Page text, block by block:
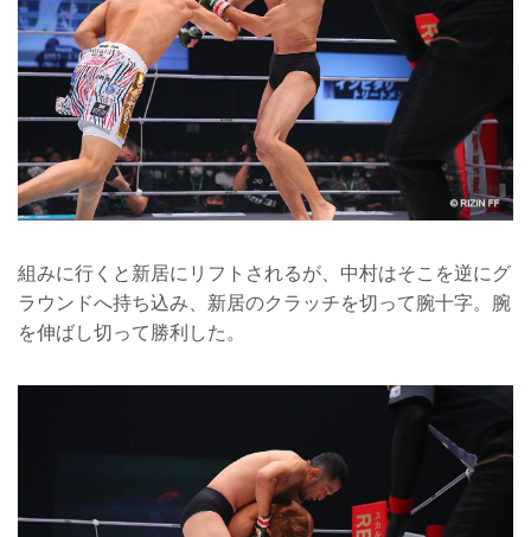
組みに行くと新居にリフトされるが、中村はそこを逆にグ
ラウンドへ持ち込み、新居のクラッチを切って腕十字。腕
を伸ばし切って勝利した。